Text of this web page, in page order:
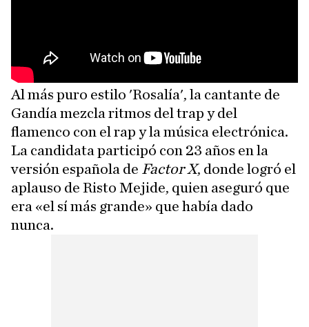
Al más puro estilo 'Rosalía', la cantante de
Gandía mezcla ritmos del trap y del
flamenco con el rap y la música electrónica.
La candidata participó con 23 años en la
versión española de Factor X, donde logró el
aplauso de Risto Mejide, quien aseguró que
era «el sí más grande» que había dado
nunca.